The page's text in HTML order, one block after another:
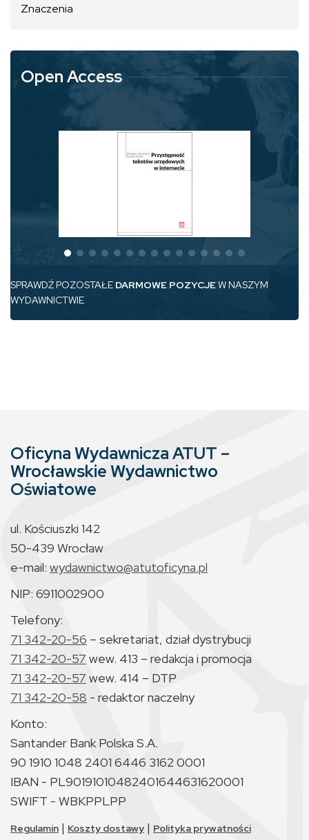
Znaczenia
Open Access
SPRAWDŹ POZOSTAŁE DARMOWE POZYCJEW NASZYM
WYDAWNICTWIE
Oficyna Wydawnicza ATUT –
Wrocławskie Wydawnictwo
Oświatowe
ul. Kościuszki 142
50-439 Wrocław
e-mail: wydawnictwo@atutoficyna.pl
NIP: 6911002900
Telefony:
71 342-20-56 – sekretariat, dział dystrybucji
71 342-20-57 wew. 413 – redakcja i promocja
71 342-20-57 wew. 414 – DTP
71 342-20-58 - redaktor naczelny
Konto:
Santander Bank Polska S.A.
90 1910 1048 2401 6446 3162 0001
IBAN - PL90191010482401644631620001
SWIFT - WBKPPLPP
Regulamin | Koszty dostawy | Polityka prywatności